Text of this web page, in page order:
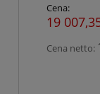
Cena:
19
Cena netto: